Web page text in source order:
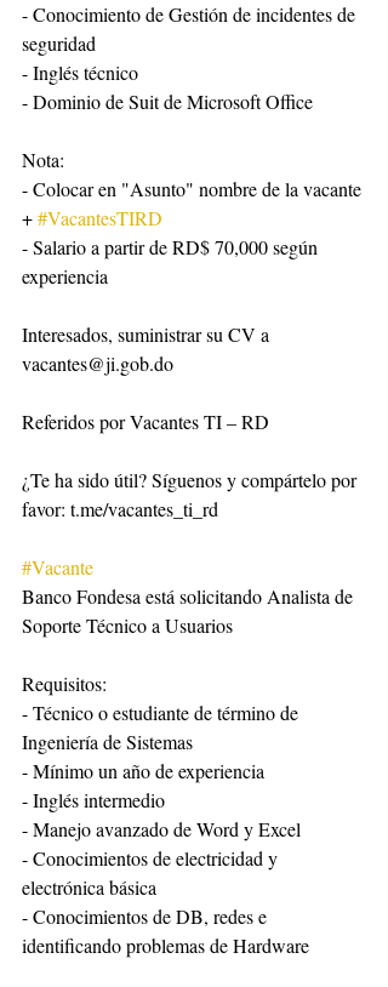
- Conocimiento de Gestión de incidentes de
seguridad
- Inglés técnico
- Dominio de Suit de Microsoft Office
Nota:
- Colocar en "Asunto" nombre de la vacante
+ #VacantesTIRD
- Salario a partir de RD$ 70,000 según
experiencia
Interesados, suministrar su CV a
vacantes@ji.gob.do
Referidos por Vacantes TI – RD
¿Te ha sido útil? Síguenos y compártelo por
favor: t.me/vacantes_ti_rd
#Vacante
Banco Fondesa está solicitando Analista de
Soporte Técnico a Usuarios
Requisitos:
- Técnico o estudiante de término de
Ingeniería de Sistemas
- Mínimo un año de experiencia
- Inglés intermedio
- Manejo avanzado de Word y Excel
- Conocimientos de electricidad y
electrónica básica
- Conocimientos de DB, redes e
identificando problemas de Hardware